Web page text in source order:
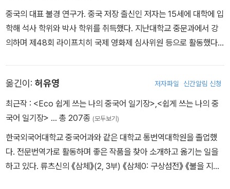
중국의 대표 불경 연구가. 중국 저장 출신인 저자는 15세에 대학에 입
학해 석사 학위와 박사 학위를 취득했다. 지난대학교 중문과에서 강
의하며 제48회 라이프치히 국제 영화제 심사위원 등으로 활동했다.
천 년 이어 온 지혜의 보고인 불교를 일반인이 쉽게 이해할 수 있도록
현대적으로 해석하는 데 30여 년의 세월을 보낸 것으로 유명하다.
《금강경 마음공부》, 《법화경 마음공부》, 《반야심경 마음공부》 등 불
탄생한 저자의 대표작이다. 이외에도 당나라 선승인 한산의 삶을 통
해 자유롭게 사는 법을 묘사한 《인생이 즐겁지 않다면 한산을 만나
라》 등 다수의 책을 지었으며, 하나같이 불안, 걱정, 두려움으로 초조
옮긴이: 허유영 저자파일 신간알림 신청
최근작 : <Eco 쉽게 쓰는 나의 중국어 일기장> <쉽게 쓰는 나의 중
국어 일기장> … 총 207종 (모두보기)
한국외국어대학교 중국어과와 같은 대학교 통번역대학원을 졸업했
다. 전문번역가로 활동하며 좋은 작품을 찾아 소개하고 옮기는 일을
하고 있다. 류츠신의 《삼체》(2, 3부) 《삼체0: 구상섬전》 《불을 지키